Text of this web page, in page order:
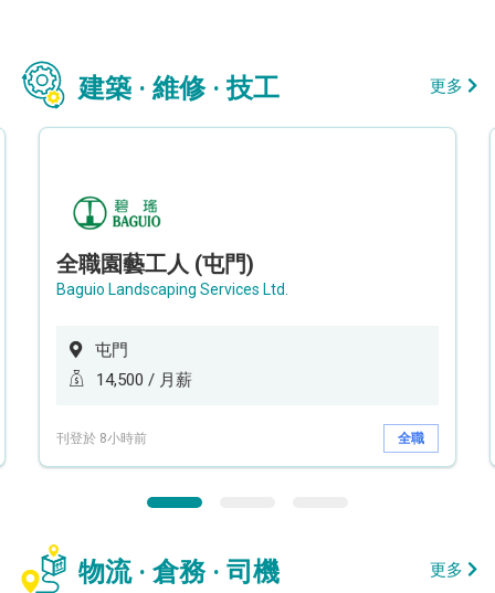
建築 · 維修 · 技工 更多
全職園藝工人 (屯門)
Baguio Landscaping Services Ltd.
屯門
14,500 / 月薪
刊登於 8小時前 全職
物流 · 倉務 · 司機 更多